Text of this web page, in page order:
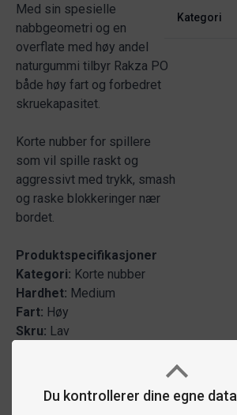
Du kontrollerer dine egne data
Med sin spesielle
nabbgeometri og en
overflate med høy andel
naturgummi tilbyr Rakza PO
både høy fart og forbedret
skruekapasitet.
Korte nubber for spillere
som vil spille raskt og
aggressivt med trykk, smash
og raske blokkeringer nær
bordet.
Produktspecifikasjoner
Kategori: Korte nubber
Hardhet: Medium
Fart: Høy
Skru: Lav
Kategori